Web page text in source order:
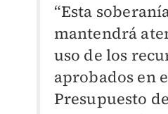
“Esta
mantendrá
uso de los
aprobados en
Presupuesto